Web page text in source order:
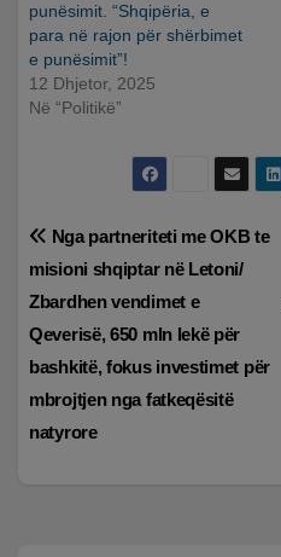
punësimit. “Shqipëria, e
para në rajon për shërbimet
e punësimit”!
12 Dhjetor, 2025
Në “Politikë”
Lëvizje
te
postimet
Nga partneriteti me OKB te
misioni shqiptar në Letoni/
Zbardhen vendimet e
Qeverisë, 650 mln lekë për
bashkitë, fokus investimet për
mbrojtjen nga fatkeqësitë
natyrore